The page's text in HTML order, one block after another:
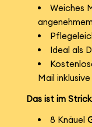
Weiches
Ideal als
Mail inklusive
Das ist im
8 Knäuel